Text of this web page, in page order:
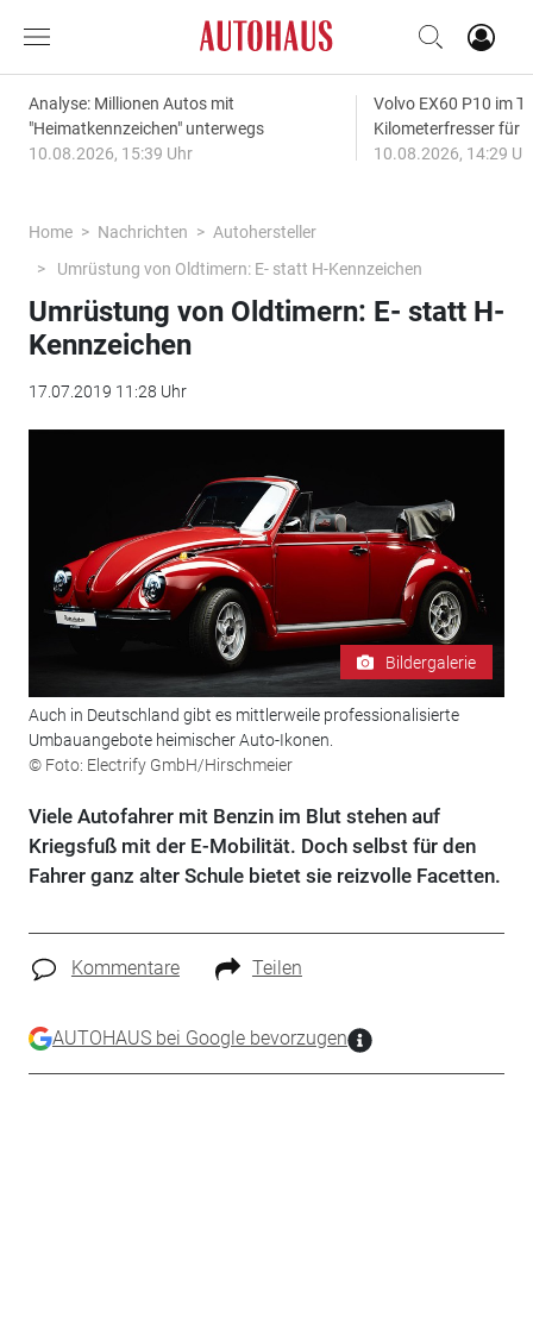
Analyse: Millionen Autos mit
"Heimatkennzeichen" unterwegs
10.08.2026, 15:39 Uhr
Volvo EX60 P10 im
Kilometerfresser für
10.08.2026, 14:29
Home Nachrichten
Autohersteller
Umrüstung von Oldtimern: E- statt H-Kennzeichen
Umrüstung von Oldtimern: E- statt H-
Kennzeichen
17.07.2019 11:28 Uhr
Bildergalerie
Auch in Deutschland gibt es mittlerweile professionalisierte
Umbauangebote heimischer Auto-Ikonen.
© Foto: Electrify GmbH/Hirschmeier
Viele Autofahrer mit Benzin im Blut stehen auf
Kriegsfuß mit der E-Mobilität. Doch selbst für den
Fahrer ganz alter Schule bietet sie reizvolle Facetten.
Kommentare Teilen
AUTOHAUS bei Google bevorzugen